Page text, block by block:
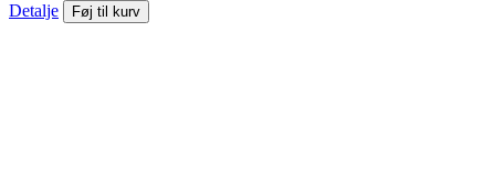
Detalje Føj til kurv